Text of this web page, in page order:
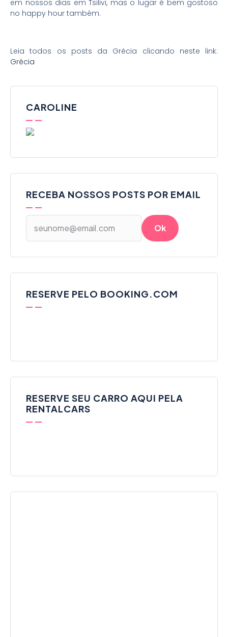
em nossos dias em Tsilivi, mas o lugar é bem gostoso
no happy hour também.
Leia todos os posts da Grécia clicando neste link:
Grécia
CAROLINE
RECEBA NOSSOS POSTS POR EMAIL
RESERVE PELO BOOKING.COM
RESERVE SEU CARRO AQUI PELA
RENTALCARS